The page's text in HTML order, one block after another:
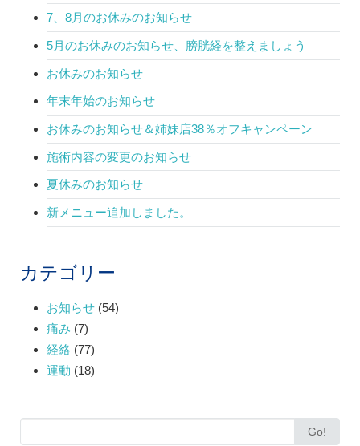
7、8月のお休みのお知らせ
5月のお休みのお知らせ、膀胱経を整えましょう
お休みのお知らせ
年末年始のお知らせ
お休みのお知らせ＆姉妹店38％オフキャンペーン
施術内容の変更のお知らせ
夏休みのお知らせ
新メニュー追加しました。
カテゴリー
お知らせ(54)
痛み (7)
経絡(77)
運動 (18)
Go!